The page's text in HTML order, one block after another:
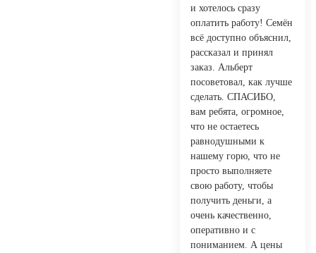
и хотелось сразу
оплатить работу! Семён
всё доступно объяснил,
рассказал и принял
заказ. Альберт
посоветовал, как лучше
сделать. СПАСИБО,
вам ребята, огромное,
что не остаетесь
равнодушными к
нашему горю, что не
просто выполняете
свою работу, чтобы
получить деньги, а
очень качественно,
оперативно и с
пониманием. А цены